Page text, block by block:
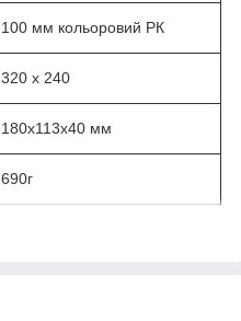
100 мм кольоровий РК
320 x 240
180x113x40 мм
690г